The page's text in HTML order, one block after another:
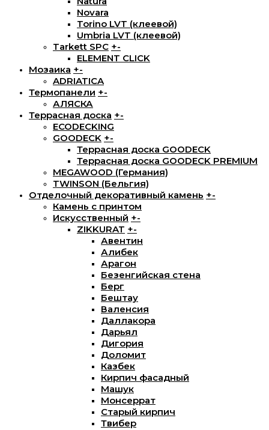
Novara
Torino LVT (клеевой)
Umbria LVT (клеевой)
Tarkett SPC +-
ELEMENT CLICK
Мозаика +-
ADRIATICA
Термопанели +-
АЛЯСКА
Террасная доска +-
ECODECKING
GOODECK +-
Террасная доска GOODECK
Террасная доска GOODECK PREMIUM
MEGAWOOD (Германия)
TWINSON (Бельгия)
Отделочный декоративный камень +-
Камень с принтом
Искусственный +-
ZIKKURAT +-
Авентин
Алибек
Арагон
Безенгийская стена
Берг
Бештау
Валенсия
Даллакора
Дарьял
Дигория
Доломит
Казбек
Кирпич фасадный
Машук
Монсеррат
Старый кирпич
Твибер